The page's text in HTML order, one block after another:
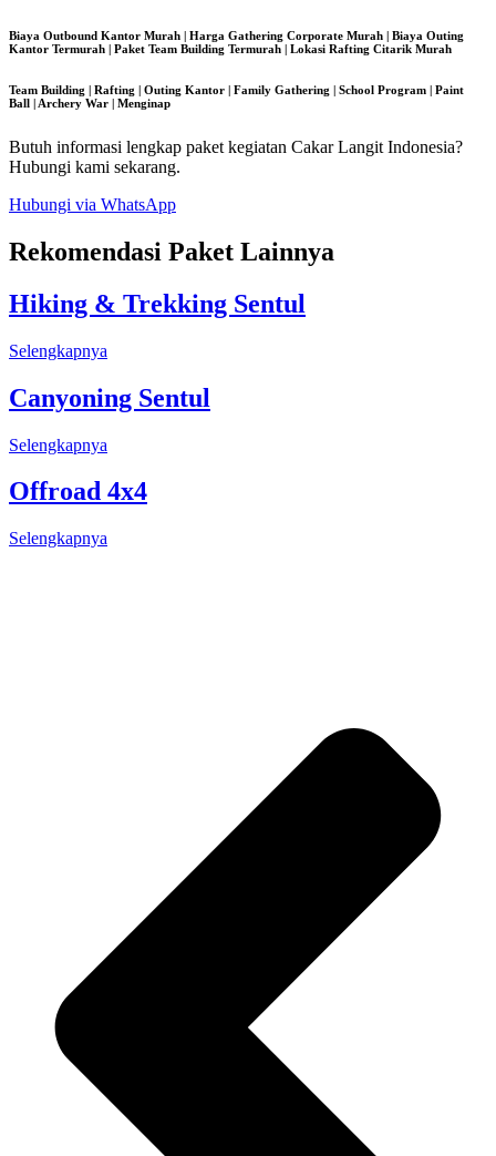
Biaya Outbound Kantor Murah | Harga Gathering Corporate Murah | Biaya Outing
Kantor Termurah | Paket Team Building Termurah | Lokasi Rafting Citarik Murah
Team Building | Rafting | Outing Kantor | Family Gathering | School Program | Paint
Ball | Archery War | Menginap
Butuh informasi lengkap paket kegiatan Cakar Langit Indonesia?
Hubungi kami sekarang.
Hubungi via WhatsApp
Rekomendasi Paket Lainnya
Hiking & Trekking Sentul
Selengkapnya
Canyoning Sentul
Selengkapnya
Offroad 4x4
Selengkapnya